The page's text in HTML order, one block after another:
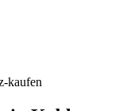
kaufen